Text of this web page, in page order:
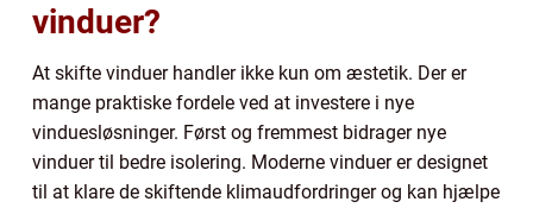
vinduer?
At skifte vinduer handler ikke kun om æstetik. Der er
mange praktiske fordele ved at investere i nye
vinduesløsninger. Først og fremmest bidrager nye
vinduer til bedre isolering. Moderne vinduer er designet
til at klare de skiftende klimaudfordringer og kan hjælpe